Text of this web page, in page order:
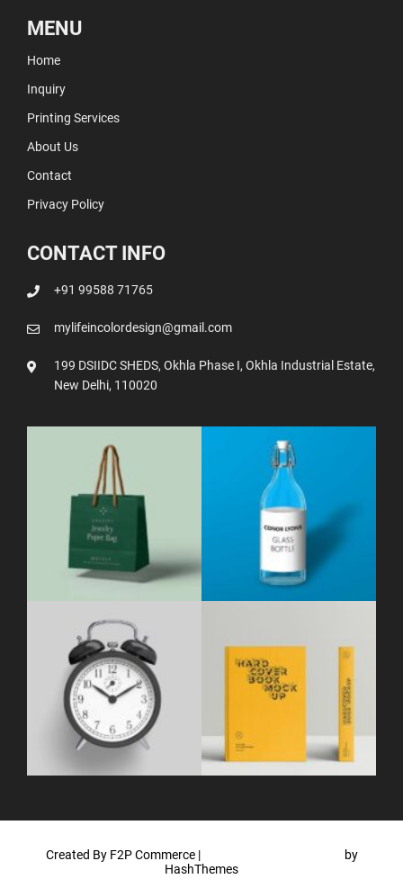
MENU
Home
Inquiry
Printing Services
About Us
Contact
Privacy Policy
CONTACT INFO
+91 99588 71765
mylifeincolordesign@gmail.com
199 DSIIDC SHEDS, Okhla Phase I, Okhla Industrial Estate,
New Delhi, 110020
Created By F2P Commerce|
by
HashThemes